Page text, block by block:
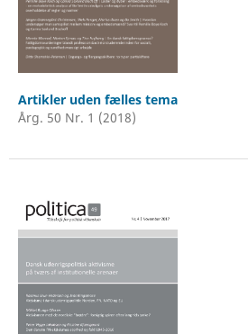
Artikler uden fælles tema
Årg. 50 Nr. 1 (2018)